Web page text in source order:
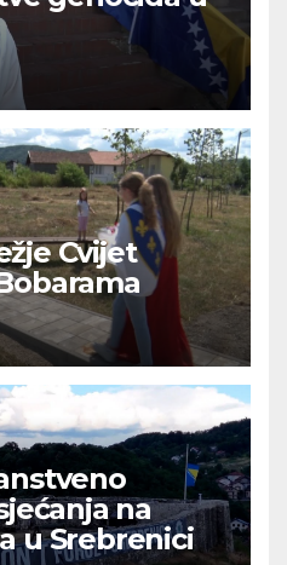
Cvijet
na
u Srebrenici